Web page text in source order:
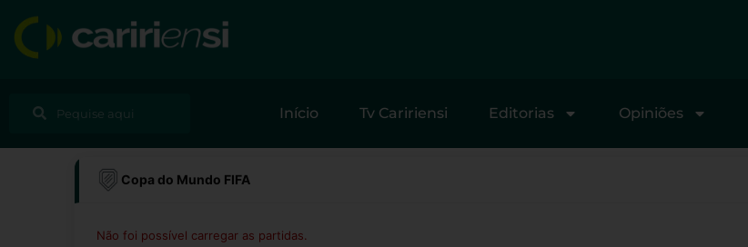
para
Pesquisar
Início Tv Caririensi Editorias Opiniões
Copa do Mundo FIFA
Não foi possível carregar as partidas.